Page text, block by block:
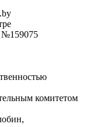
№159075
комитетом